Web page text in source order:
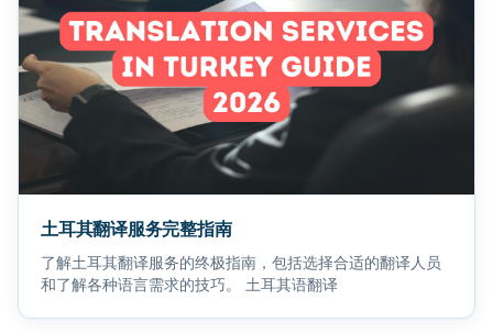
土耳其翻译服务完整指南
了解土耳其翻译服务的终极指南，包括选择合适的翻译人员
和了解各种语言需求的技巧。 土耳其语翻译